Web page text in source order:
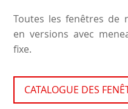
Toutes les fenêtres de
en versions avec
fixe.
CATALOGUE DES